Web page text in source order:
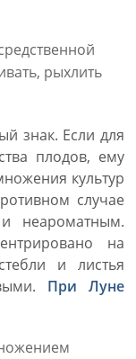
рыхлить
знак. Если для
плодов, ему
культур
случае
неароматным.
на
и листья
При Луне